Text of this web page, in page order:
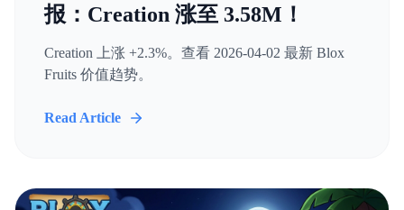
报：Creation 涨至 3.58M！
Creation 上涨 +2.3%。查看 2026-04-02 最新 Blox
Fruits 价值趋势。
Read Article